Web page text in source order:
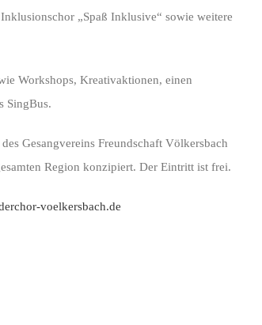
„Spaß Inklusive“ sowie weitere
Workshops, Kreativaktionen, einen
SingBus.
Gesangvereins Freundschaft Völkersbach
Region konzipiert. Der Eintritt ist frei.
voelkersbach.de